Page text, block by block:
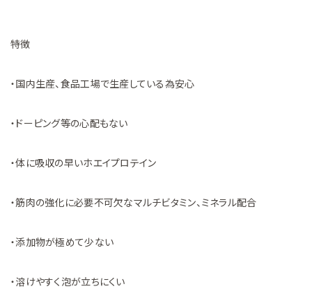
特徴
・国内生産、食品工場で生産している為安心
・ドーピング等の心配もない
・体に吸収の早いホエイプロテイン
・筋肉の強化に必要不可欠なマルチビタミン、ミネラル配合
・添加物が極めて少ない
・溶けやすく泡が立ちにくい